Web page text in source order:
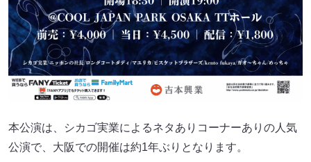
本公演は、シカゴ実業によるネタありコーナーありの人気
公演で、大阪での開催は約1年ぶりとなります。